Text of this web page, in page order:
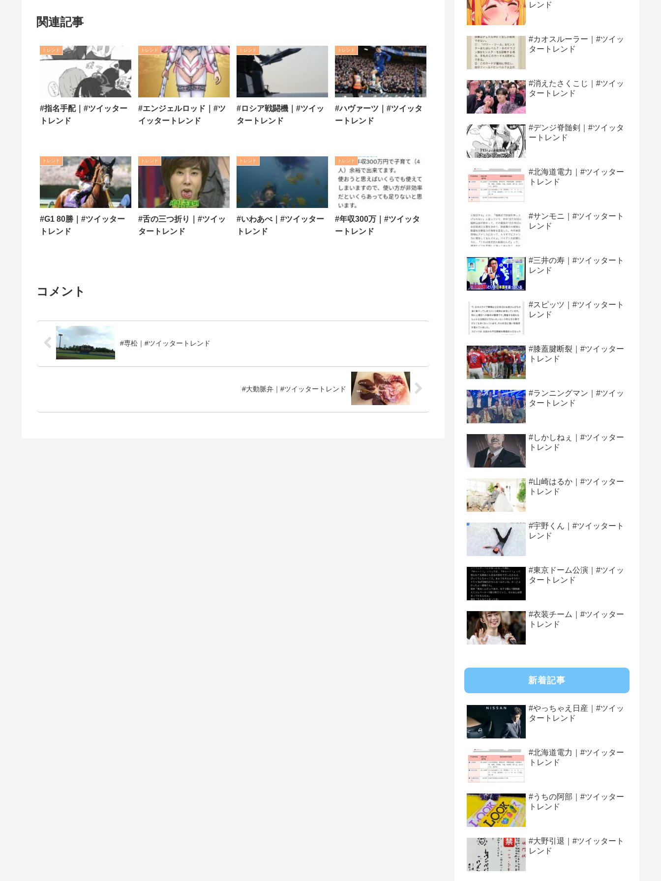
関連記事
トレンド
#指名手配｜#ツイッター
トレンド
トレンド
#エンジェルロッド｜#ツ
イッタートレンド
トレンド
#ロシア戦闘機｜#ツイッ
タートレンド
トレンド
#ハヴァーツ｜#ツイッタ
ートレンド
トレンド
#G1 80勝｜#ツイッター
トレンド
トレンド
#舌の三つ折り｜#ツイッ
タートレンド
トレンド
#いわあべ｜#ツイッター
トレンド
トレンド
#年収300万｜#ツイッタ
ートレンド
コメント
#専松｜#ツイッタートレンド
#大動脈弁｜#ツイッタートレンド
レンド
#カオスルーラー｜#ツイッ
タートレンド
#消えたさくこじ｜#ツイッ
タートレンド
#デンジ脊髄剣｜#ツイッタ
ートレンド
#北海道電力｜#ツイッター
トレンド
#サンモニ｜#ツイッタート
レンド
#三井の寿｜#ツイッタート
レンド
#スピッツ｜#ツイッタート
レンド
#膝蓋腱断裂｜#ツイッター
トレンド
#ランニングマン｜#ツイッ
タートレンド
#しかしねぇ｜#ツイッター
トレンド
#山崎はるか｜#ツイッター
トレンド
#宇野くん｜#ツイッタート
レンド
#東京ドーム公演｜#ツイッ
タートレンド
#衣装チーム｜#ツイッター
トレンド
新着記事
#やっちゃえ日産｜#ツイッ
タートレンド
#北海道電力｜#ツイッター
トレンド
#うちの阿部｜#ツイッター
トレンド
#大野引退｜#ツイッタート
レンド